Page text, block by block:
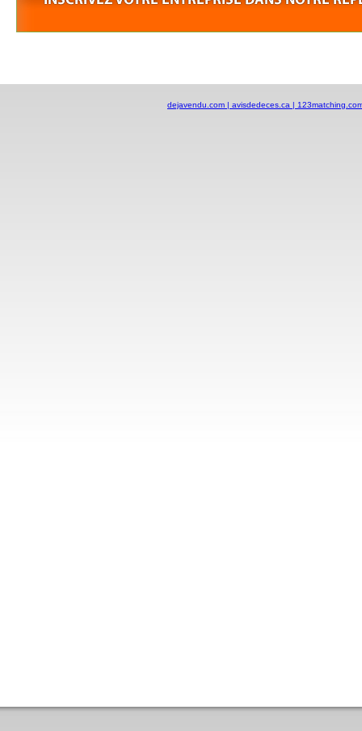
dejavendu.com | avisdedeces.ca |